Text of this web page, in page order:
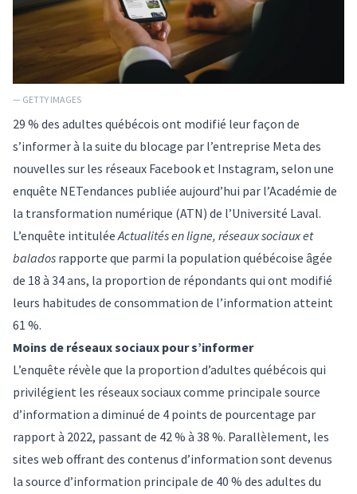
— GETTY IMAGES
29 % des adultes québécois ont modifié leur façon de
s’informer à la suite du blocage par l’entreprise Meta des
nouvelles sur les réseaux Facebook et Instagram, selon une
enquête NETendances publiée aujourd’hui par l’Académie de
la transformation numérique (ATN) de l’Université Laval.
L’enquête intitulée Actualités en ligne, réseaux sociaux et
balados rapporte que parmi la population québécoise âgée
de 18 à 34 ans, la proportion de répondants qui ont modifié
leurs habitudes de consommation de l’information atteint
61 %.
Moins de réseaux sociaux pour s’informer
L’enquête révèle que la proportion d’adultes québécois qui
privilégient les réseaux sociaux comme principale source
d’information a diminué de 4 points de pourcentage par
rapport à 2022, passant de 42 % à 38 %. Parallèlement, les
sites web offrant des contenus d’information sont devenus
la source d’information principale de 40 % des adultes du